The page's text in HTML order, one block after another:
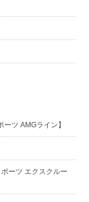
ツ AMGライン】
ーツ エクスクルー